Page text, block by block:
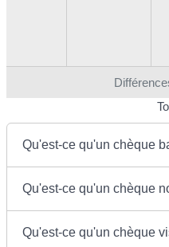
Qu'est-ce qu'un chèque
Qu'est-ce qu'un chèque
Qu'est-ce qu'un chèque